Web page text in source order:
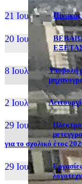
21 Ιουλ, 26
20 Ιουλ, 26
8 Ιουλ, 26
Υποβολή
2 Ιουλ, 26
29 Ιουν, 26
για το σχολικό έτος
29 Ιουν, 26